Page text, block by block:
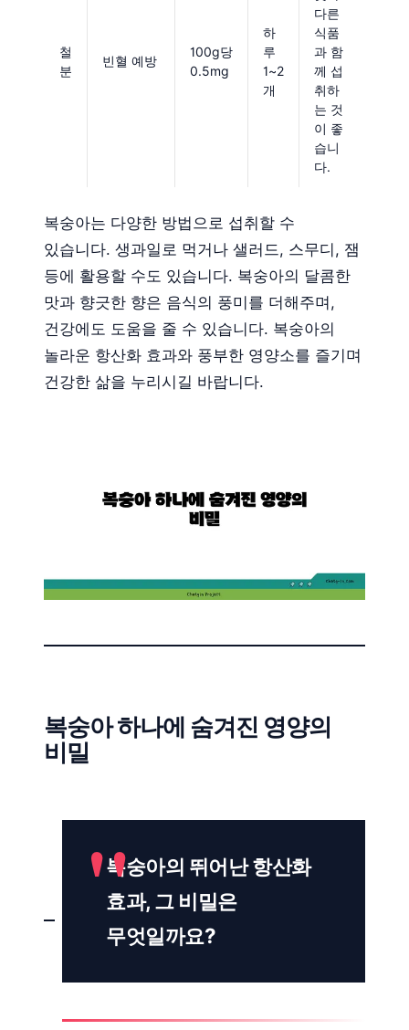
철
분
빈혈 예방
100g당
0.5mg
하
루
1~2
개
다른
식품
과 함
께 섭
취하
는 것
이 좋
습니
다.
복숭아는 다양한 방법으로 섭취할 수
있습니다. 생과일로 먹거나 샐러드, 스무디, 잼
등에 활용할 수도 있습니다. 복숭아의 달콤한
맛과 향긋한 향은 음식의 풍미를 더해주며,
건강에도 도움을 줄 수 있습니다. 복숭아의
놀라운 항산화 효과와 풍부한 영양소를 즐기며
건강한 삶을 누리시길 바랍니다.
복숭아 하나에 숨겨진 영양의
비밀
복숭아의 뛰어난 항산화
효과, 그 비밀은
무엇일까요?